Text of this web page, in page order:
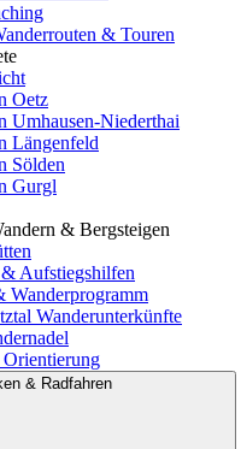
& Touren
Oetz
Umhausen-Niederthai
Längenfeld
Sölden
Gurgl
& Bergsteigen
Aufstiegshilfen
Wanderprogramm
Wanderunterkünfte
& Radfahren